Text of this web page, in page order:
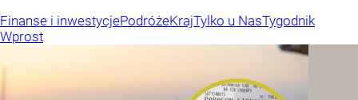
Finanse i inwestycjePodróżeKrajTylko u NasTygodnik
Wprost